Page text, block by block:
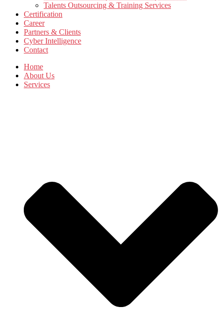
Talents Outsourcing & Training Services
Certification
Career
Partners & Clients
Cyber Intelligence
Contact
Home
About Us
Services